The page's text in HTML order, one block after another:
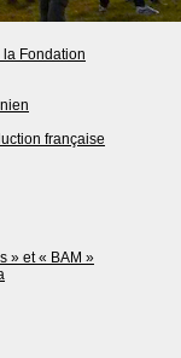
Fondation
française
» et « BAM »